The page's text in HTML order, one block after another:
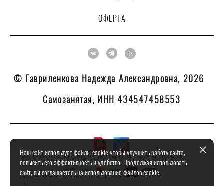
ОФЕРТА
© Гавриленкова Надежда Александровна, 2026
Самозанятая, ИНН 434547458553
Наш сайт использует файлы cookie чтобы улучшить работу сайта,
повысить его эффективность и удобство. Продолжая использовать
сайт, вы соглашаетесь на использование файлов cookie.